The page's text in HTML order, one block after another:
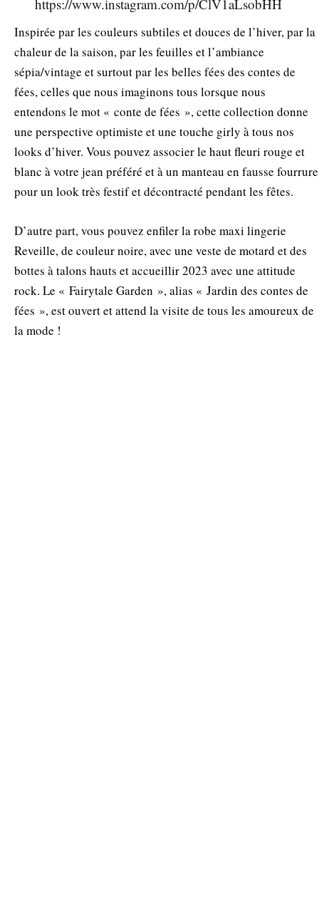
https://www.instagram.com/p/ClV1aLsobHH
Inspirée par les couleurs subtiles et douces de l’hiver, par la
chaleur de la saison, par les feuilles et l’ambiance
sépia/vintage et surtout par les belles fées des contes de
fées, celles que nous imaginons tous lorsque nous
entendons le mot « conte de fées », cette collection donne
une perspective optimiste et une touche girly à tous nos
looks d’hiver. Vous pouvez associer le haut fleuri rouge et
blanc à votre jean préféré et à un manteau en fausse fourrure
pour un look très festif et décontracté pendant les fêtes.
D’autre part, vous pouvez enfiler la robe maxi lingerie
Reveille, de couleur noire, avec une veste de motard et des
bottes à talons hauts et accueillir 2023 avec une attitude
rock. Le « Fairytale Garden », alias « Jardin des contes de
fées », est ouvert et attend la visite de tous les amoureux de
la mode !